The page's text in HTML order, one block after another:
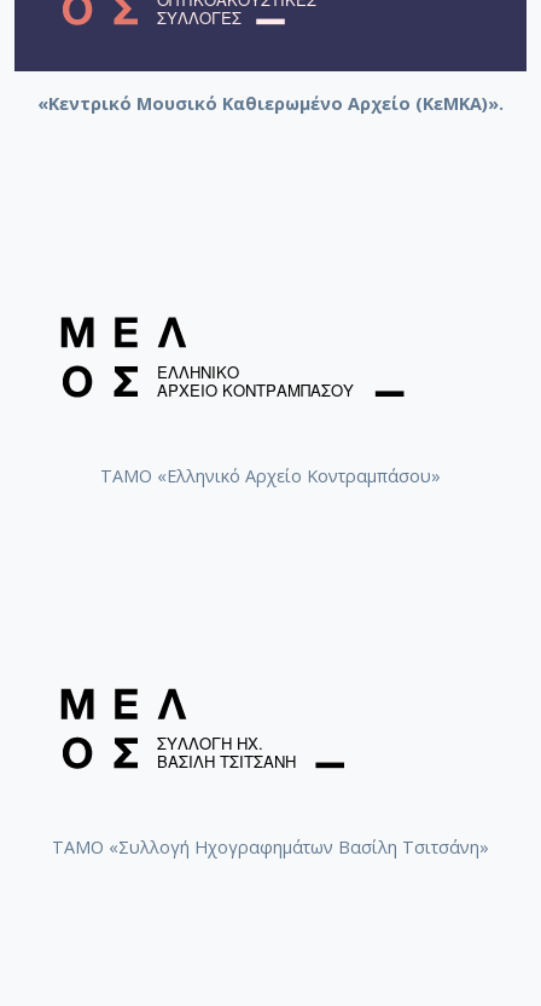
«Κεντρικό Μουσικό Καθιερωμένο Αρχείο (ΚεΜΚΑ)».
ΤΑΜΟ «Ελληνικό Αρχείο Κοντραμπάσου»
ΤΑΜΟ «Συλλογή Ηχογραφημάτων Βασίλη Τσιτσάνη»